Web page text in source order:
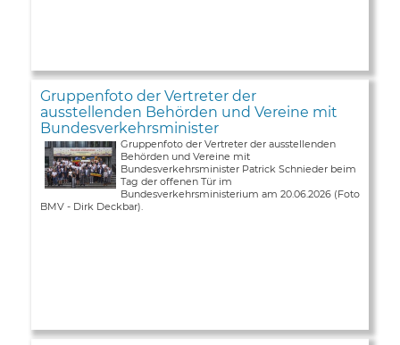
Gruppenfoto der Vertreter der
ausstellenden Behörden und Vereine mit
Bundesverkehrsminister
Gruppenfoto der Vertreter der ausstellenden
Behörden und Vereine mit
Bundesverkehrsminister Patrick Schnieder beim
Tag der offenen Tür im
Bundesverkehrsministerium am 20.06.2026 (Foto
BMV - Dirk Deckbar).